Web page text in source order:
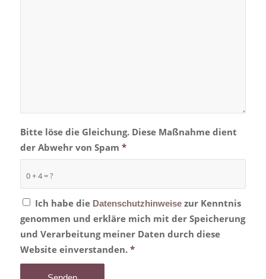
0 + 4 = ?
Bitte löse die Gleichung. Diese Maßnahme dient
der Abwehr von Spam *
Ich habe die Datenschutzhinweisezur Kenntnis
genommen und erkläre mich mit der Speicherung
und Verarbeitung meiner Daten durch diese
Website einverstanden. *